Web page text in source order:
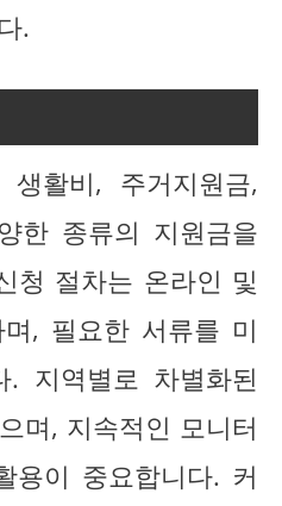
.
활비, 주거지원금,
한 종류의 지원금을
청 절차는 온라인 및
, 필요한 서류를 미
지역별로 차별화된
며, 지속적인 모니터
용이 중요합니다. 커